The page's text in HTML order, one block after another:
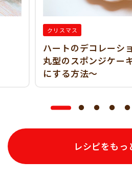
クリスマス
ハートのデコレーシ
丸型のスポンジケー
にする方法～
レシピをもっ